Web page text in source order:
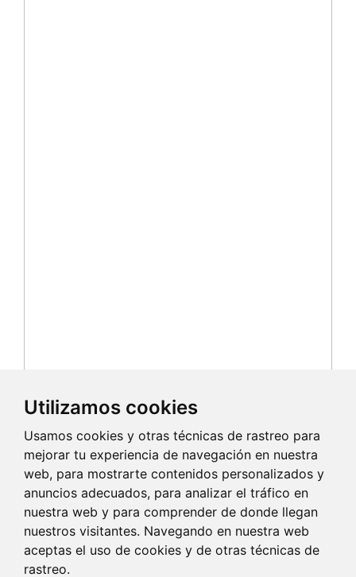
Utilizamos cookies
Usamos cookies y otras técnicas de rastreo para
mejorar tu experiencia de navegación en nuestra
web, para mostrarte contenidos personalizados y
anuncios adecuados, para analizar el tráfico en
nuestra web y para comprender de donde llegan
nuestros visitantes. Navegando en nuestra web
aceptas el uso de cookies y de otras técnicas de
rastreo.